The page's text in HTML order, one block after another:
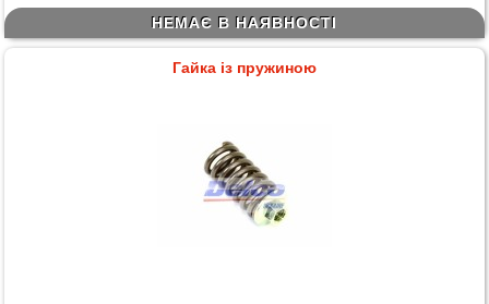
НЕМАЄ В НАЯВНОСТІ
Гайка із пружиною